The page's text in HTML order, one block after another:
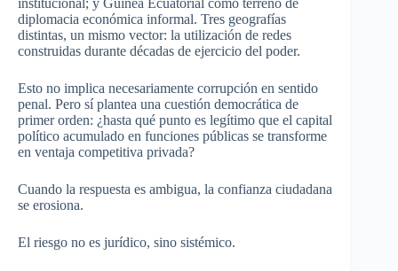
institucional; y Guinea Ecuatorial como terreno de
diplomacia económica informal. Tres geografías
distintas, un mismo vector: la utilización de redes
construidas durante décadas de ejercicio del poder.
Esto no implica necesariamente corrupción en sentido
penal. Pero sí plantea una cuestión democrática de
primer orden: ¿hasta qué punto es legítimo que el capital
político acumulado en funciones públicas se transforme
en ventaja competitiva privada?
Cuando la respuesta es ambigua, la confianza ciudadana
se erosiona.
El riesgo no es jurídico, sino sistémico.